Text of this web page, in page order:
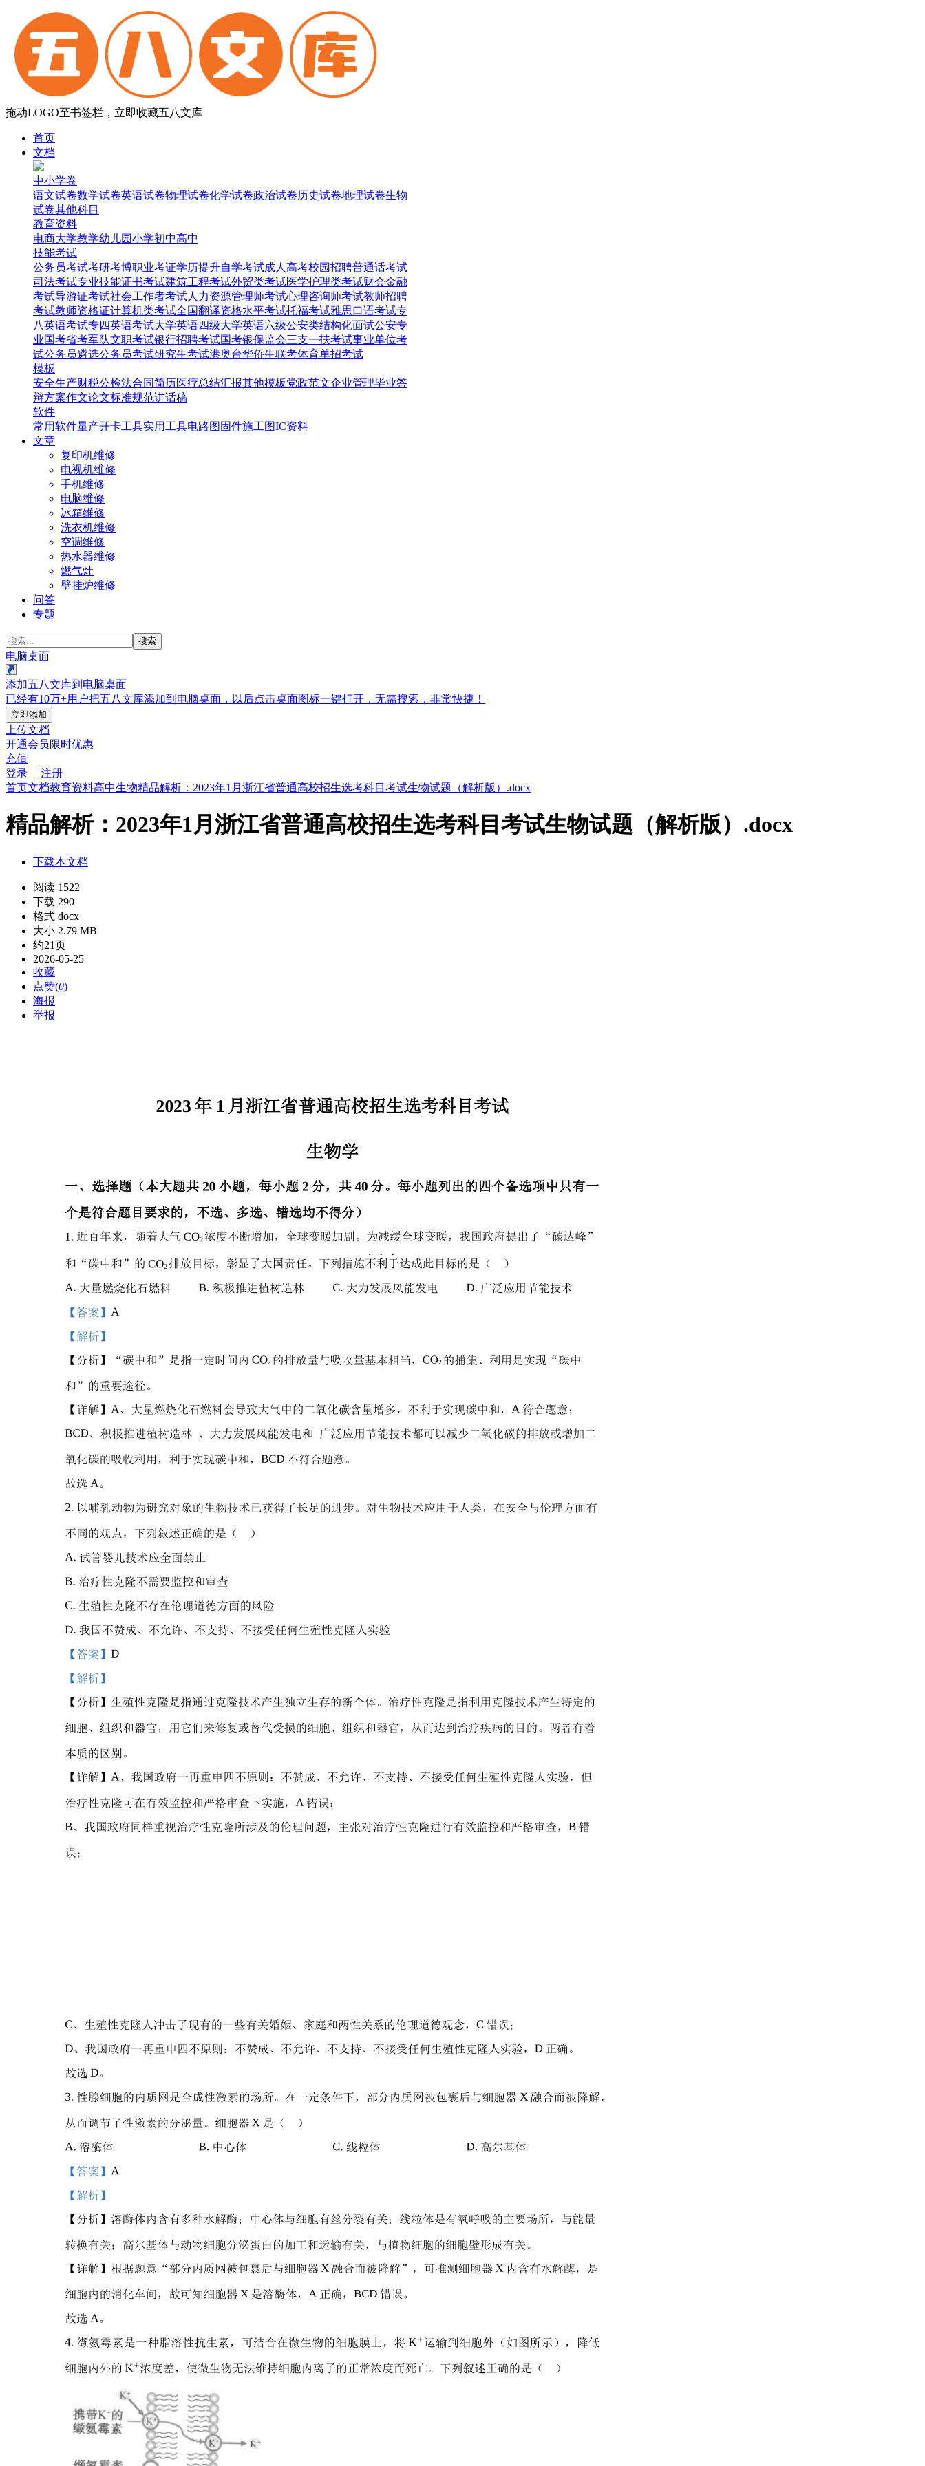
拖动LOGO至书签栏，立即收藏五八文库
首页
文档
中小学卷
语文试卷数学试卷英语试卷物理试卷化学试卷政治试卷历史试卷地理试卷生物
试卷其他科目
教育资料
电商大学教学幼儿园小学初中高中
技能考试
公务员考试考研考博职业考证学历提升自学考试成人高考校园招聘普通话考试
司法考试专业技能证书考试建筑工程考试外贸类考试医学护理类考试财会金融
考试导游证考试社会工作者考试人力资源管理师考试心理咨询师考试教师招聘
考试教师资格证计算机类考试全国翻译资格水平考试托福考试雅思口语考试专
八英语考试专四英语考试大学英语四级大学英语六级公安类结构化面试公安专
业国考省考军队文职考试银行招聘考试国考银保监会三支一扶考试事业单位考
试公务员遴选公务员考试研究生考试港奥台华侨生联考体育单招考试
模板
安全生产财税公检法合同简历医疗总结汇报其他模板党政范文企业管理毕业答
辩方案作文论文标准规范讲话稿
软件
常用软件量产开卡工具实用工具电路图 固件施工图IC资料
文章
复印机维修
电视机维修
手机维修
电脑维修
冰箱维修
洗衣机维修
空调维修
热水器维修
燃气灶
壁挂炉维修
问答
专题
搜索
电脑桌面
添加五八文库到电脑桌面
已经有10万+用户把五八文库添加到电脑桌面，以后点击桌面图标一键打开，无需搜索，非常快捷！
立即添加
上传文档
开通会员限时优惠
充值
登录 | 注册
首页文档教育资料高中生物精品解析：2023年1月浙江省普通高校招生选考科目考试生物试题（解析版）.docx
精品解析：2023年1月浙江省普通高校招生选考科目考试生物试题（解析版）.docx
下载本文档
阅读 1522
下载 290
格式 docx
大小 2.79 MB
约21页
2026-05-25
收藏
点赞(0)
海报
举报